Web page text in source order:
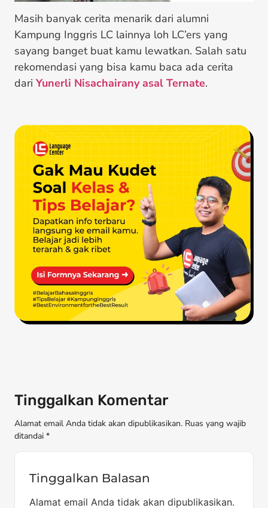
Masih banyak cerita menarik dari alumni
Kampung Inggris LC lainnya loh LC’ers yang
sayang banget buat kamu lewatkan. Salah satu
rekomendasi yang bisa kamu baca ada cerita
dariYunerli Nisachairany asal Ternate.
Tinggalkan Komentar
Alamat email Anda tidak akan dipublikasikan. Ruas yang wajib
ditandai *
Tinggalkan Balasan
Alamat email Anda tidak akan dipublikasikan.